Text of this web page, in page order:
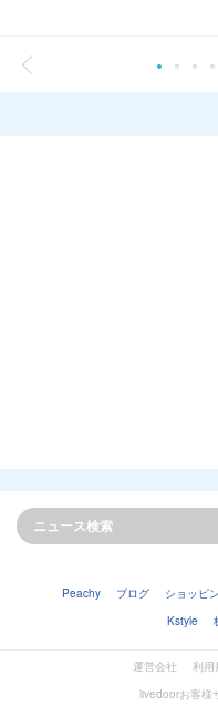
Peachy ブログ ショッピ
Kstyle
運営会社 利用
livedoorお客様